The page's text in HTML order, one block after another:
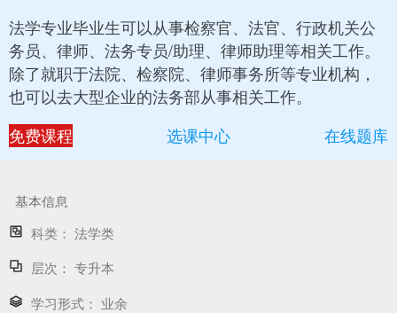
法学专业毕业生可以从事检察官、法官、行政机关公
务员、律师、法务专员/助理、律师助理等相关工作。
除了就职于法院、检察院、律师事务所等专业机构，
也可以去大型企业的法务部从事相关工作。
免费课程
选课中心 在线题库
基本信息
科类： 法学类
层次： 专升本
学习形式： 业余